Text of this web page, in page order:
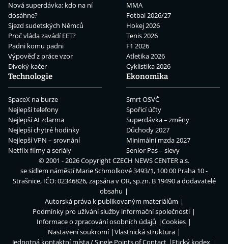
Nová superdávka: kdo na ní
dosáhne?
Sjezd sudetských Němců
Proč vláda zavádí EET?
Padni komu padni
Výpověď z práce vzor
Divoký kačer
MMA
Fotbal 2026/27
Hokej 2026
Tenis 2026
F1 2026
Atletika 2026
Cyklistika 2026
Technologie
SpaceX na burze
Nejlepší telefony
Nejlepší AI zdarma
Nejlepší chytré hodinky
Nejlepší VPN – srovnání
Netflix filmy a seriály
Ekonomika
Smrt OSVČ
Spořicí účty
Superdávka – změny
Důchody 2027
Minimální mzda 2027
Senior Pas – slevy
© 2001 - 2026 CopyrightCZECH NEWS CENTER a.s.
se sídlem náměstí Marie Schmolkové 3493/1, 100 00 Praha 10 -
Strašnice, IČO: 02346826, zapsána v OR, sp.zn. B 19490 a dodavatelé
obsahu
Autorská práva k publikovaným materiálům
Podmínky pro užívání služby informační společnosti
Informace o zpracování osobních údajů
Cookies
Nastavení soukromí
Vlastnická struktura
Jednotná kontaktní místa / Single Points of Contact
Etický kodex